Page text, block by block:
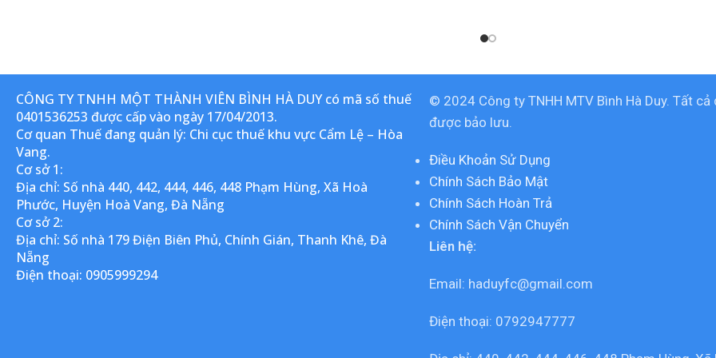
CÔNG TY TNHH MỘT THÀNH VIÊN BÌNH HÀ DUY có mã số thuế
0401536253 được cấp vào ngày 17/04/2013.
Cơ quan Thuế đang quản lý: Chi cục thuế khu vực Cẩm Lệ – Hòa
Vang.
Cơ sở 1:
Địa chỉ: Số nhà 440, 442, 444, 446, 448 Phạm Hùng, Xã Hoà
Phước, Huyện Hoà Vang, Đà Nẵng
Cơ sở 2:
Địa chỉ: Số nhà 179 Điện Biên Phủ, Chính Gián, Thanh Khê, Đà
Nẵng
Điện thoại: 0905999294
© 2024 Công ty TNHH MTV Bình Hà Duy. Tất cả
được bảo lưu.
Điều Khoản Sử Dụng
Chính Sách Bảo Mật
Chính Sách Hoàn Trả
Chính Sách Vận Chuyển
Liên hệ:
Email: haduyfc@gmail.com
Điện thoại: 0792947777